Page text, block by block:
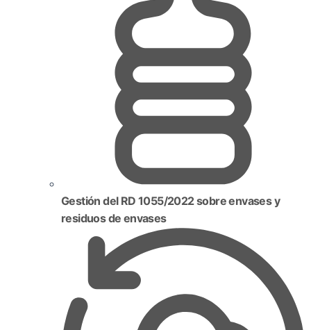
Gestión del RD 1055/2022 sobre envases y
residuos de envases